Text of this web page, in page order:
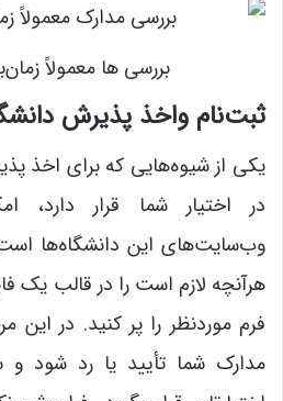
بررسی ها معمولاً
ثبت‌نام واخذ پذیرش
یکی از شیوه‌هایی که برای اخذ
در اختیار شما قرار دارد،
وب‌سایت‌های این دانشگاه‌ها
هرآنچه لازم است را در قالب یک
فرم موردنظر را پر ‌کنید. در این
مدارک شما تأیید یا رد شود